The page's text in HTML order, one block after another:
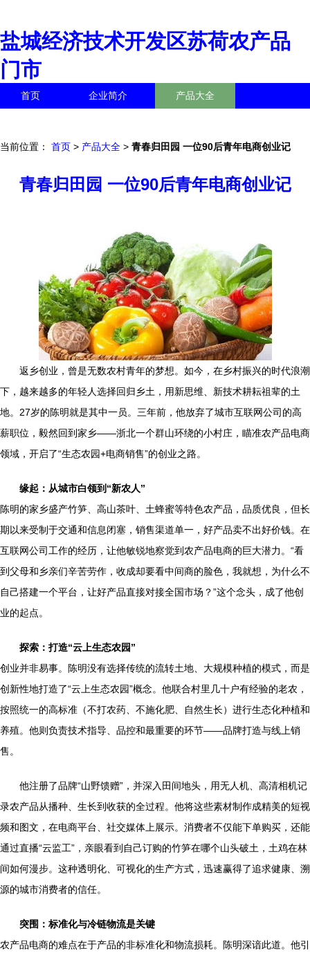
盐城经济技术开发区苏荷农产品
门市
首页 企业简介 产品大全
当前位置： 首页 > 产品大全 > 青春归田园 一位90后青年电商创业记
青春归田园 一位90后青年电商创业记
返乡创业，曾是无数农村青年的梦想。如今，在乡村振兴的时代浪潮
下，越来越多的年轻人选择回归乡土，用新思维、新技术耕耘祖辈的土
地。27岁的陈明就是其中一员。三年前，他放弃了城市互联网公司的高
薪职位，毅然回到家乡——浙北一个群山环绕的小村庄，瞄准农产品电商
领域，开启了“生态农园+电商销售”的创业之路。
缘起：从城市白领到“新农人”
陈明的家乡盛产竹笋、高山茶叶、土蜂蜜等特色农产品，品质优良，但长
期以来受制于交通和信息闭塞，销售渠道单一，好产品卖不出好价钱。在
互联网公司工作的经历，让他敏锐地察觉到农产品电商的巨大潜力。“看
到父母和乡亲们辛苦劳作，收成却要看中间商的脸色，我就想，为什么不
自己搭建一个平台，让好产品直接对接全国市场？”这个念头，成了他创
业的起点。
探索：打造“云上生态农园”
创业并非易事。陈明没有选择传统的流转土地、大规模种植的模式，而是
创新性地打造了“云上生态农园”概念。他联合村里几十户有经验的老农，
按照统一的高标准（不打农药、不施化肥、自然生长）进行生态化种植和
养殖。他则负责技术指导、品控和最重要的环节——品牌打造与线上销
售。
他注册了品牌“山野馈赠”，并深入田间地头，用无人机、高清相机记
录农产品从播种、生长到收获的全过程。他将这些素材制作成精美的短视
频和图文，在电商平台、社交媒体上展示。消费者不仅能下单购买，还能
通过直播“云监工”，亲眼看到自己订购的竹笋在哪个山头破土，土鸡在林
间如何漫步。这种透明化、可视化的生产方式，迅速赢得了追求健康、溯
源的城市消费者的信任。
突围：标准化与冷链物流是关键
农产品电商的难点在于产品的非标准化和物流损耗。陈明深谙此道。他引